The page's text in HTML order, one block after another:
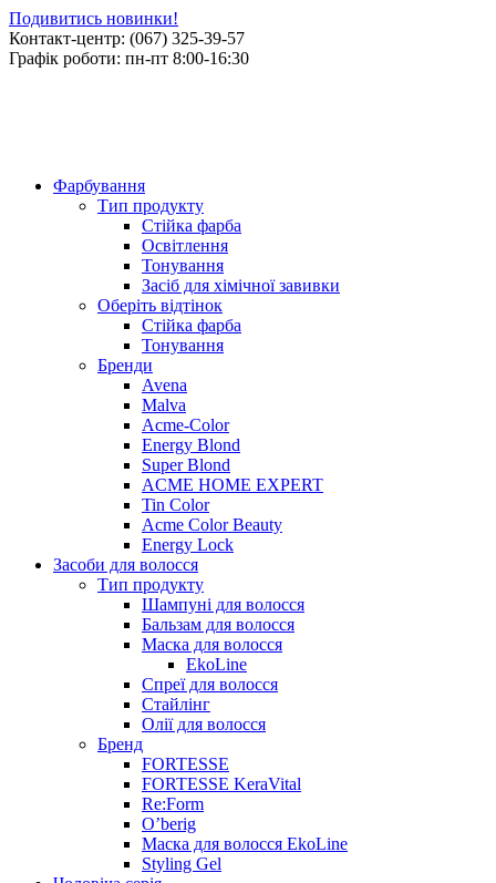
Подивитись новинки!
Контакт-центр: (067) 325-39-57
Графік роботи: пн-пт 8:00-16:30
Фарбування
Тип продукту
Стійка фарба
Освітлення
Тонування
Засіб для хімічної завивки
Оберіть відтінок
Стійка фарба
Тонування
Бренди
Avena
Malva
Acme-Color
Energy Blond
Super Blond
ACME HOME EXPERT
Tin Color
Acme Color Beauty
Energy Lock
Засоби для волосся
Тип продукту
Шампуні для волосся
Бальзам для волосся
Маска для волосся
EkoLine
Спреї для волосся
Стайлінг
Олії для волосся
Бренд
FORTESSE
FORTESSE KeraVital
Re:Form
O’berig
Маска для волосся EkoLine
Styling Gel